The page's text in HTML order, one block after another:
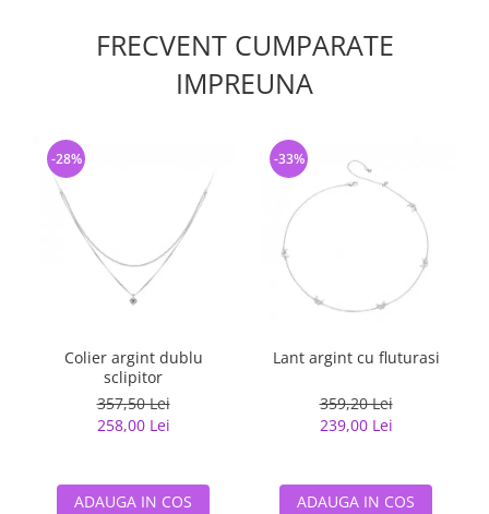
FRECVENT CUMPARATE
IMPREUNA
Colier argint dublu
sclipitor
357,50 Lei
258,00 Lei
-28%
ADAUGA IN COS
Lant argint cu fluturasi
359,20 Lei
239,00 Lei
-33%
ADAUGA IN COS